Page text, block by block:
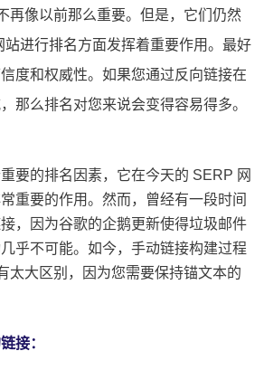
再像以前那么重要。但是，它们仍然
站进行排名方面发挥着重要作用。最好
度和权威性。如果您通过反向链接在
那么排名对您来说会变得容易得多。
要的排名因素，它在今天的 SERP 网
重要的作用。然而，曾经有一段时间
，因为谷歌的企鹅更新使得垃圾邮件
乎不可能。如今，手动链接构建过程
太大区别，因为您需要保持锚文本的
接：